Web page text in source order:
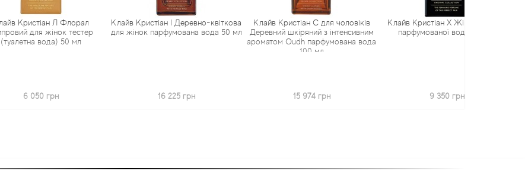
Л Флорал
тестер
50 мл
Клайв Кристіан I Деревно-квіткова
для жінок парфумована вода 50 мл
Клайв Кристіан C для чоловіків
Деревний шкіряний з інтенсивним
ароматом Oudh парфумована вода
Клайв Кристіан X Жіноча версія
парфумованої води 100 мл